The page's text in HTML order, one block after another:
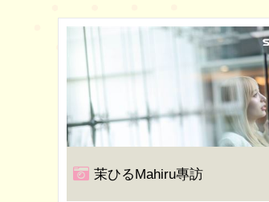
茉ひるMahiru專訪